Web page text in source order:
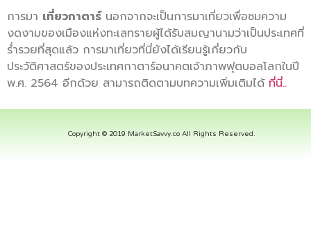
การมา เที่ยวกาตาร์นอกจากจะเป็นการมาเที่ยวเพื่อชมความ
งดงามของเมืองแห่งทะเลทรายผู้ได้รับสมญานามว่าเป็นประเทศที่
ร่ำรวยที่สุดแล้ว การมาเที่ยวที่นี่ยังได้เรียนรู้เกี่ยวกับ
ประวัติศาสตร์ของประเทศกาตาร์อนาคตเจ้าภาพฟุตบอลโลกในปี
พ.ศ. 2564 อีกด้วย สามารถติดตามบทความเพิ่มเติมได้ ที่นี่..
Copyright © 2019 MarketSavvy.co All Rights Reserved.